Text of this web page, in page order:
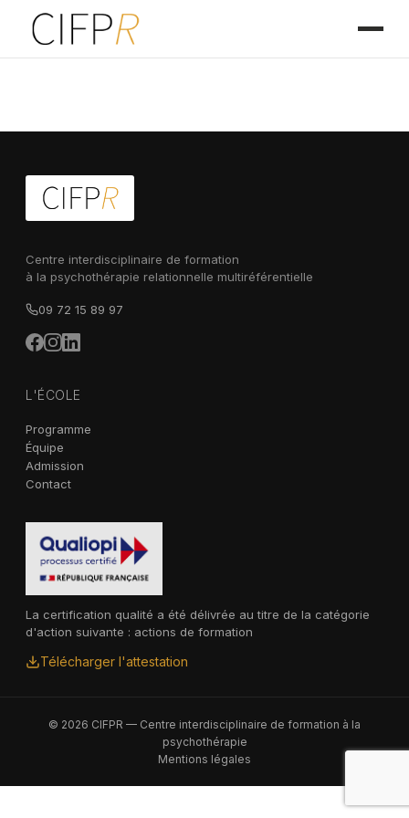
Centre interdisciplinaire de formation
à la psychothérapie relationnelle multiréférentielle
09 72 15 89 97
L'ÉCOLE
Programme
Équipe
Admission
Contact
La certification qualité a été délivrée au titre de la catégorie
d'action suivante : actions de formation
Télécharger l'attestation
© 2026 CIFPR — Centre interdisciplinaire de formation à la
psychothérapie
Mentions légales